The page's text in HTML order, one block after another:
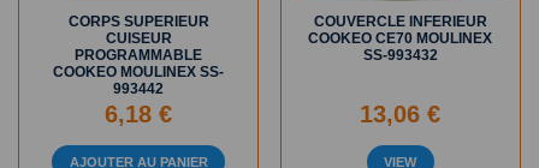
CORPS SUPERIEUR
CUISEUR
PROGRAMMABLE
COOKEO MOULINEX SS-
993442
6,18 €
AJOUTER AU PANIER
COUVERCLE INFERIEUR
COOKEO CE70 MOULINEX
SS-993432
13,06 €
VIEW